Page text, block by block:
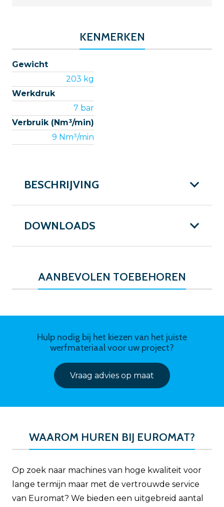
KENMERKEN
Gewicht
203 kg
Werkdruk
7 bar
Verbruik (Nm³/min)
9 Nm³/min
BESCHRIJVING
DOWNLOADS
AANBEVOLEN TOEBEHOREN
Hulp nodig bij het kiezen van het juiste
werfmateriaal voor uw project?
Vraag advies op maat
WAAROM HUREN BIJ EUROMAT?
Op zoek naar machines van hoge kwaliteit voor
lange termijn maar met de vertrouwde service
van Euromat? We bieden een uitgebreid aantal